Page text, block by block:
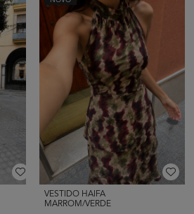
VESTIDO HAIFA
MARROM/VERDE